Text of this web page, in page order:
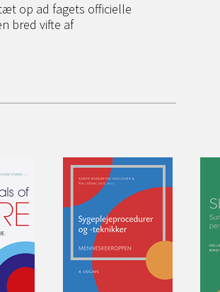
op ad fagets officielle
bred vifte af